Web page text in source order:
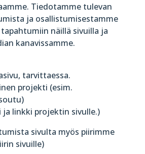
Tiedotamme tulevan
ja osallistumisestamme
näillä sivuilla ja
kanavissamme.
tarvittaessa.
projekti (esim.
linkki projektin sivulle.)
sivulta myös piirimme
sivuille)